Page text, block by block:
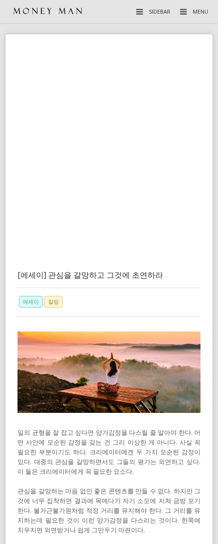
MENU
SIDEBAR
[에세이] 관심을 갈망하고 그것에 초연하라
에세이 칼럼
일의 균형을 잘 잡고 싶다면 양가감정을 다스릴 줄 알아야 한다. 어
떤 사안에 모순된 감정을 갖는 건 그리 이상한 게 아니다. 사실 꼭
필요한 부분이기도 하다. 크리에이터에겐 두 가지 모순된 감정이
있다. 대중의 관심을 갈망하면서도 그들의 평가는 외면하고 싶다.
이 둘은 크리에이터에게 꼭 필요한 요소다.
관심을 갈망하는 마음 없인 좋은 콘텐츠를 만들 수 없다. 하지만 그
것에 너무 집착하면 결과에 목매다가 자기 소모에 지쳐 금방 포기
한다. 불가근불가원처럼 적정 거리를 유지해야 한다. 그 거리를 유
지하는데 필요한 것이 이런 양가감정을 다스리는 것이다. 한쪽에
치우치면 외면받거나 쉽게 그만두기 마련이다.